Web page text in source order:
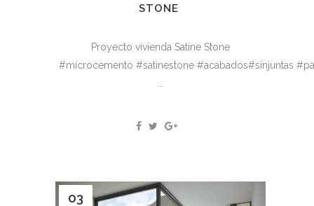
STONE
Proyecto vivienda Satine Stone
#microcemento #satinestone #acabados#sinjuntas
...
03